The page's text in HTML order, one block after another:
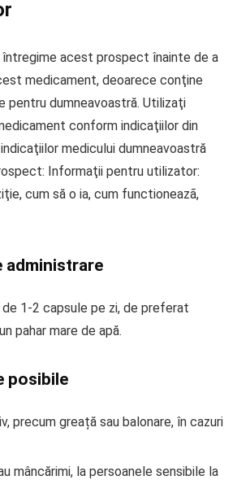
acest prospect înainte de a
medicament, deoarece conţine
pentru dumneavoastră. Utilizaţi
conform indicaţiilor din
medicului dumneavoastră
Informaţii pentru utilizator:
cum să o ia, cum functioneazã,
administrare
1-2 capsule pe zi, de preferat
pahar mare de apă.
posibile
precum greață sau balonare, în cazuri
mâncărimi, la persoanele sensibile la